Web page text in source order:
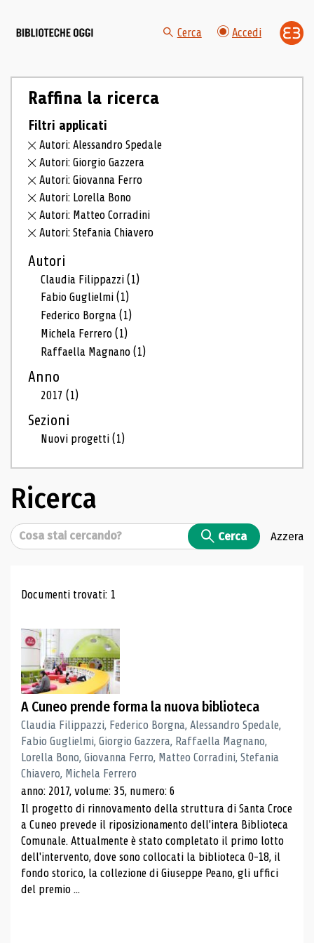
Cerca Accedi
Raffina la ricerca
Filtri applicati
Autori: Alessandro Spedale
Autori: Giorgio Gazzera
Autori: Giovanna Ferro
Autori: Lorella Bono
Autori: Matteo Corradini
Autori: Stefania Chiavero
Autori
Claudia Filippazzi(1)
Fabio Guglielmi(1)
Federico Borgna(1)
Michela Ferrero(1)
Raffaella Magnano(1)
Anno
2017(1)
Sezioni
Nuovi progetti(1)
Ricerca
Cerca Cerca Azzera
Risultati di ricerca
Documenti trovati: 1
A Cuneo prende forma la nuova biblioteca
Claudia Filippazzi, Federico Borgna, Alessandro Spedale,
Fabio Guglielmi, Giorgio Gazzera, Raffaella Magnano,
Lorella Bono, Giovanna Ferro, Matteo Corradini, Stefania
Chiavero, Michela Ferrero
anno: 2017, volume: 35, numero: 6
Il progetto di rinnovamento della struttura di Santa Croce
a Cuneo prevede il riposizionamento dell'intera Biblioteca
Comunale. Attualmente è stato completato il primo lotto
dell'intervento, dove sono collocati la biblioteca 0-18, il
fondo storico, la collezione di Giuseppe Peano, gli uffici
del premio ...